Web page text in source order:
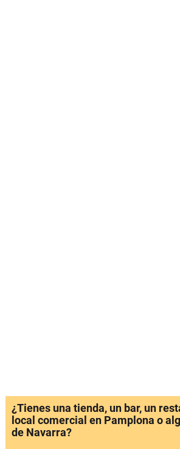
¿Tienes una tienda, un bar, un
local comercial en Pamplona o
de Navarra?